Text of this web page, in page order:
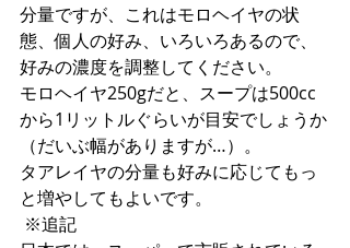
分量ですが、これはモロヘイヤの状
態、個人の好み、いろいろあるので、
好みの濃度を調整してください。
モロヘイヤ250gだと、スープは500cc
から1リットルぐらいが目安でしょうか
（だいぶ幅がありますが…）。
タアレイヤの分量も好みに応じてもっ
と増やしてもよいです。
※追記